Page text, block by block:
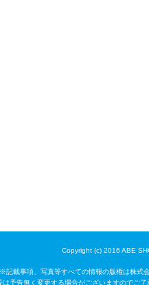
Copyright (c) 2016 ABE
※記載事項、写真等すべての情報の版権は株式
予告無く変更する場合がございますのでご